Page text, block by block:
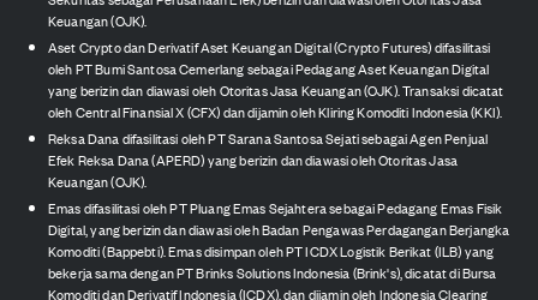
Keuangan (OJK).
Aset Crypto dan Derivatif Aset Keuangan Digital (Crypto Futures) difasilitasi
oleh PT Bumi Santosa Cemerlang sebagai Pedagang Aset Keuangan Digital
yang berizin dan diawasi oleh Otoritas Jasa Keuangan (OJK). Transaksi dicatat
oleh Central Finansial X (CFX) dan dijamin oleh Kliring Komoditi Indonesia (KKI).
Reksa Dana difasilitasi oleh PT Sarana Santosa Sejati sebagai Agen Penjual
Efek Reksa Dana (APERD) yang berizin dan diawasi oleh Otoritas Jasa
Keuangan (OJK).
Emas difasilitasi oleh PT Pluang Emas Sejahtera sebagai Pedagang Emas Fisik
Digital, yang berizin dan diawasi oleh Badan Pengawas Perdagangan Berjangka
Komoditi (Bappebti). Emas disimpan oleh PT ICDX Logistik Berikat (ILB) yang
bekerja sama dengan PT Brinks Solutions Indonesia (Brink's), dicatat di Bursa
Komoditi dan Derivatif Indonesia (ICDX), dan dijamin oleh Indonesia Clearing